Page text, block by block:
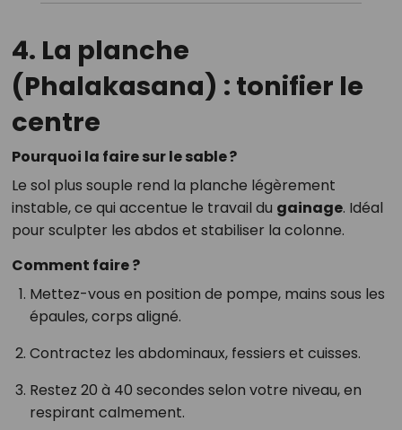
4. La planche
(Phalakasana) : tonifier le
centre
Pourquoi la faire sur le sable ?
Le sol plus souple rend la planche légèrement
instable, ce qui accentue le travail du gainage. Idéal
pour sculpter les abdos et stabiliser la colonne.
Comment faire ?
Mettez-vous en position de pompe, mains sous les
épaules, corps aligné.
Contractez les abdominaux, fessiers et cuisses.
Restez 20 à 40 secondes selon votre niveau, en
respirant calmement.